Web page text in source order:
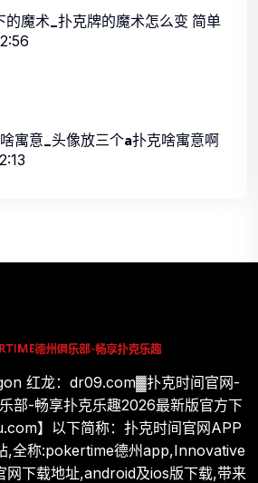
魔术_扑克牌的魔术怎么变 简单
寓意_头像放三个a扑克啥寓意啊
红龙：dr09.com▓扑克时间官网-
部-畅享扑克乐趣2026最新版官方下
】以下简称：扑克时间官网APP
,全称:pokertime德州app,Innovative
下载地址,android及ios版下载,带来